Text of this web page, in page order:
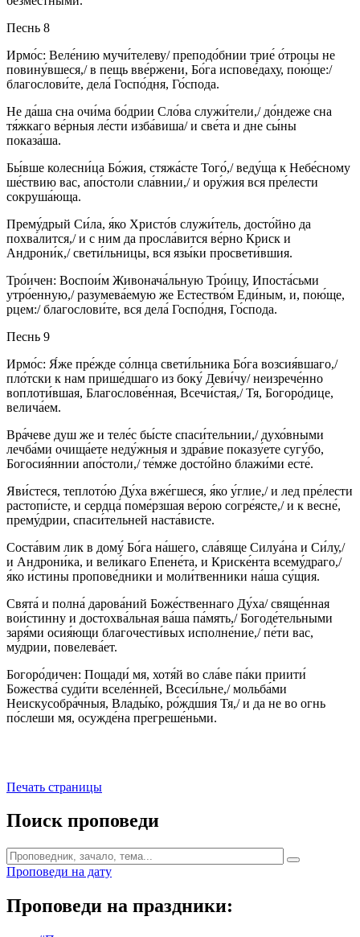
Песнь 8
Ирмо́с: Веле́нию мучи́телеву/ преподо́бнии трие́ о́троцы не
повину́вшеся,/ в пещь вве́ржени, Бо́га испове́даху, пою́ще:/
благослови́те, дела́ Госпо́дня, Го́спода.
Не да́ша сна очи́ма бо́дрии Сло́ва служи́тели,/ до́ндеже сна
тя́жкаго ве́рныя ле́сти изба́виша/ и све́та и дне сы́ны
показа́ша.
Бы́вше колесни́ца Бо́жия, стяжа́сте Того́,/ веду́ща к Небе́сному
ше́ствию вас, апо́столи сла́внии,/ и ору́жия вся пре́лести
сокруша́юща.
Прему́дрый Си́ла, я́ко Христо́в служи́тель, досто́йно да
похва́лится,/ и с ним да просла́вится ве́рно Криск и
Андрони́к,/ свети́льницы, вся язы́ки просвети́вшия.
Тро́ичен: Воспои́м Живонача́льную Тро́ицу, Ипоста́сьми
утро́енную,/ разумева́емую же Естество́м Еди́ным, и, пою́ще,
рцем:/ благослови́те, вся дела́ Госпо́дня, Го́спода.
Песнь 9
Ирмо́с: Я́же пре́жде со́лнца свети́льника Бо́га возсия́вшаго,/
пло́тски к нам прише́дшаго из боку́ Деви́чу/ неизрече́нно
воплоти́вшая, Благослове́нная, Всечи́стая,/ Тя, Богоро́дице,
велича́ем.
Вра́чеве душ же и теле́с бы́сте спаси́тельнии,/ духо́вными
лечба́ми очища́ете неду́жныя и здра́вие показу́ете сугу́бо,
Богосия́ннии апо́столи,/ те́мже досто́йно блажи́ми есте́.
Яви́стеся, теплото́ю Ду́ха вже́гшеся, я́ко у́глие,/ и лед пре́лести
растопи́сте, и сердца́ поме́рзшая ве́рою согре́ясте,/ и к весне́,
прему́дрии, спаси́тельней наста́висте.
Соста́вим лик в дому́ Бо́га на́шего, сла́вяще Силуа́на и Си́лу,/
и Андрони́ка, и вели́каго Епене́та, и Криске́нта всему́драго,/
я́ко и́стины пропове́дники и моли́твенники на́ша су́щия.
Свята́ и полна́ дарова́ний Боже́ственнаго Ду́ха/ свяще́нная
вои́стинну и достохва́льная ва́ша па́мять,/ Богоде́тельными
заря́ми осия́ющи благочести́вых исполне́ние,/ пе́ти вас,
му́дрии, повелева́ет.
Богоро́дичен: Пощади́ мя, хотя́й во сла́ве па́ки приити́
Божества́ суди́ти вселе́нней, Всеси́льне,/ мольба́ми
Неискусобра́чныя, Влады́ко, ро́ждшия Тя,/ и да не во огнь
по́слеши мя, осужде́на прегреше́ньми.
Печать страницы
Поиск проповеди
Проповеди на дату
Проповеди на праздники: